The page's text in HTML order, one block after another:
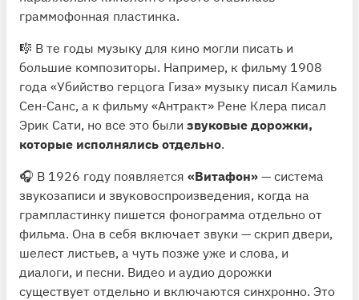
граммофонная пластинка.
🎼 В те годы музыку для кино могли писать и
большие композиторы. Например, к фильму 1908
года «Убийство герцога Гиза» музыку писал Камиль
Сен-Санс, а к фильму «Антракт» Рене Клера писал
Эрик Сати, но все это были звуковые дорожки,
которые исполнялись отдельно.
🎧 В 1926 году появляется «Витафон» — система
звукозаписи и звуковоспроизведения, когда на
грампластинку пишется фонограмма отдельно от
фильма. Она в себя включает звуки — скрип двери,
шелест листьев, а чуть позже уже и слова, и
диалоги, и песни. Видео и аудио дорожки
существует отдельно и включаются синхронно. Это